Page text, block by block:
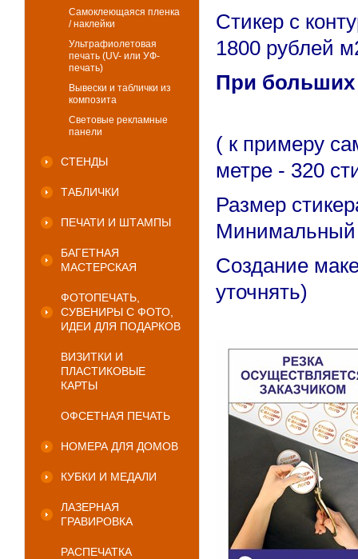
Самоклеющаяся пленка
/ наклейки
Ультрафиолетовая
печать (UV- или УФ-
печать)
Вывески и таблички из
композита
Световые рекламные
панели
СТЕНДЫ
ТАБЛИЧКИ
ПЕЧАТИ И ШТАМПЫ
БАГЕТНАЯ
МАСТЕРСКАЯ
ФОТОПЕЧАТЬ,
СУВЕНИРЫ С ФОТО,
ИДЕИ ДЛЯ ПОДАРКОВ
ВИЗИТКИ И
ПЛАСТИКОВЫЕ
КАРТЫ
ОФСЕТНАЯ ПЕЧАТЬ
НОМЕРА ДЛЯ ДОМОВ
КУБКИ И МЕДАЛИ
ЛАЗЕРНАЯ
ГРАВИРОВКА
РАСПЕЧАТКА
Стикер с
1800 рублей
При больших
( к примеру
метре - 320
Размер
Минимальный
Создание
уточнять)